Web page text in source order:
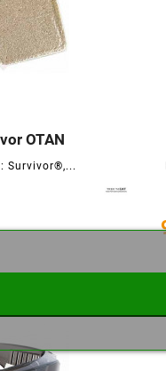
OTAN
Survivor®,...
